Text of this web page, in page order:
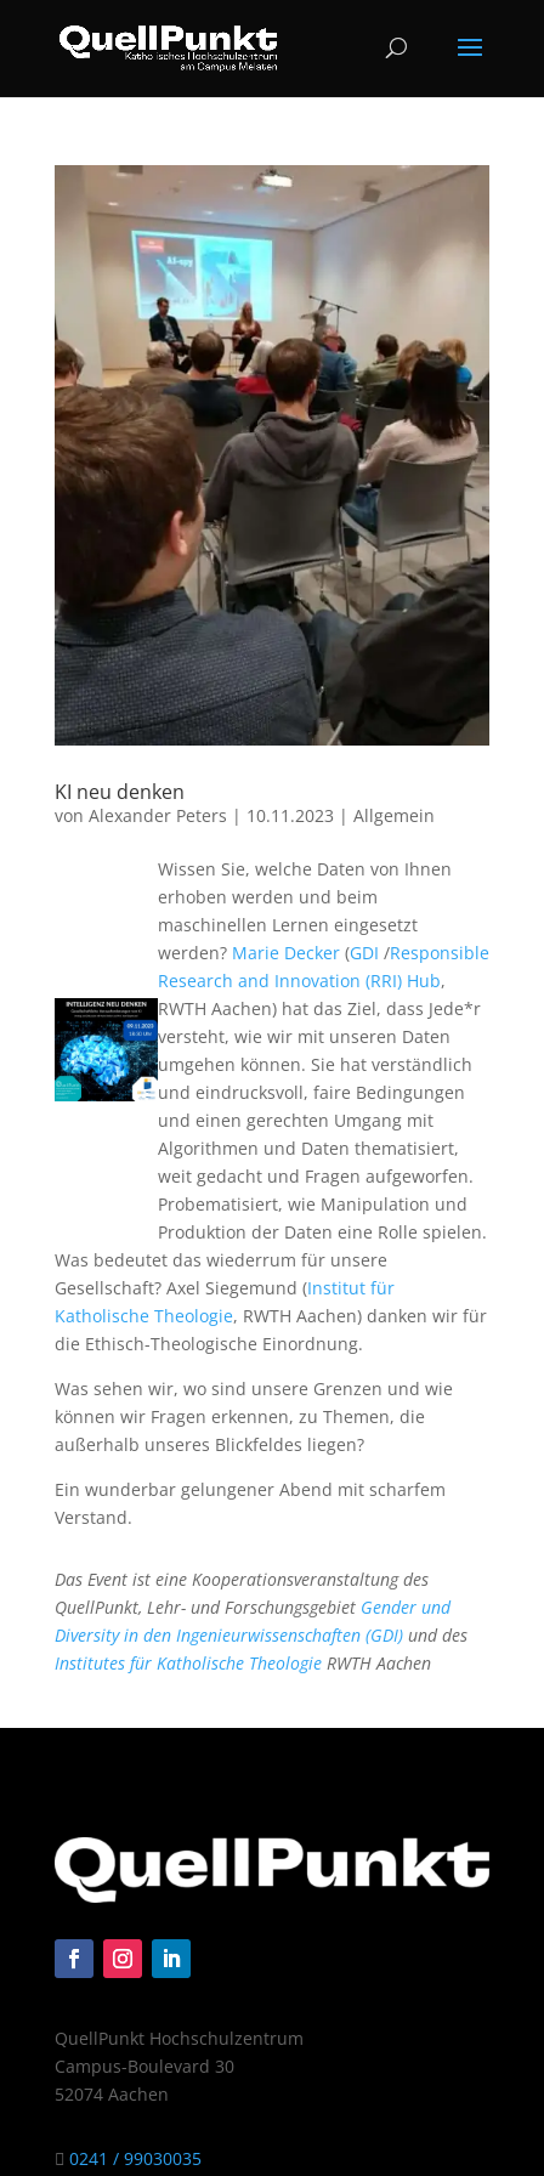
KI neu denken
von Alexander Peters | 10.11.2023 | Allgemein
Wissen Sie, welche Daten von Ihnen
erhoben werden und beim
maschinellen Lernen eingesetzt
werden? Marie Decker(GDI /Responsible
Research and Innovation (RRI) Hub,
RWTH Aachen) hat das Ziel, dass Jede*r
versteht, wie wir mit unseren Daten
umgehen können. Sie hat verständlich
und eindrucksvoll, faire Bedingungen
und einen gerechten Umgang mit
Algorithmen und Daten thematisiert,
weit gedacht und Fragen aufgeworfen.
Probematisiert, wie Manipulation und
Produktion der Daten eine Rolle spielen.
Was bedeutet das wiederrum für unsere
Gesellschaft? Axel Siegemund (Institut für
Katholische Theologie, RWTH Aachen) danken wir für
die Ethisch-Theologische Einordnung.
Was sehen wir, wo sind unsere Grenzen und wie
können wir Fragen erkennen, zu Themen, die
außerhalb unseres Blickfeldes liegen?
Ein wunderbar gelungener Abend mit scharfem
Verstand.
Das Event ist eine Kooperationsveranstaltung des
QuellPunkt, Lehr- und Forschungsgebiet Gender und
Diversity in den Ingenieurwissenschaften (GDI) und des
Institutes für Katholische TheologieRWTH Aachen
QuellPunkt Hochschulzentrum
Campus-Boulevard 30
52074 Aachen
0241 / 99030035